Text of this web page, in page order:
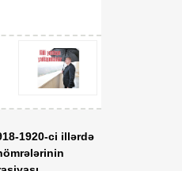
07 Avqust
18:20
07 Avqust
1920-ci illərdə